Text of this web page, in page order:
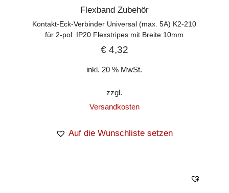
Flexband Zubehör
Kontakt-Eck-Verbinder Universal (max. 5A) K2-210
für 2-pol. IP20 Flexstripes mit Breite 10mm
€4,32
inkl. 20 % MwSt.
zzgl.
Versandkosten
Auf die Wunschliste setzen